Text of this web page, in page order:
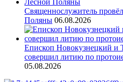
Священнослужитель
Поляны 06.08.2026
Епископ Новокузнецкий и
совершил литию по
05.08.2026